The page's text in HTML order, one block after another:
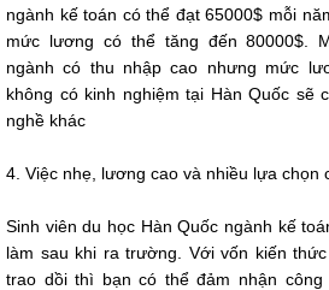
ngành kế toán có thể đạt 65000$ mỗi
mức lương có thể tăng đến 80000$.
ngành có thu nhập cao nhưng mức
không có kinh nghiệm tại Hàn Quốc sẽ
nghề khác
4. Việc nhẹ, lương cao và nhiều lựa chọn
Sinh viên du học Hàn Quốc ngành kế
làm sau khi ra trường. Với vốn kiến
trao dồi thì bạn có thể đảm nhận